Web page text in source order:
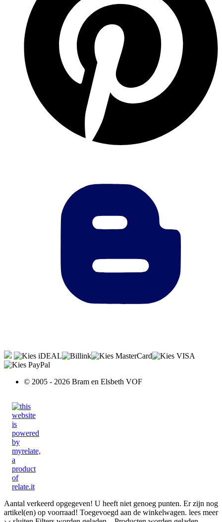
© 2005 - 2026 Bram en Elsbeth VOF
Aantal verkeerd opgegeven! U heeft niet genoeg punten. Er zijn nog
artikel(en) op voorraad! Toegevoegd aan de winkelwagen. lees meer